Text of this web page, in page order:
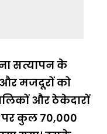
सत्यापन के
और मजदूरों को
और ठेकेदारों
पर कुल 70,000